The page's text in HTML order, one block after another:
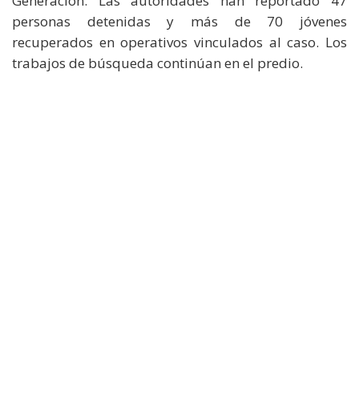
personas detenidas y más de 70 jóvenes
recuperados en operativos vinculados al caso. Los
trabajos de búsqueda continúan en el predio.